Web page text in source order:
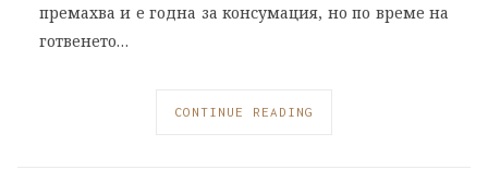
премахва и е годна за консумация, но по време на
готвенето…
CONTINUE READING